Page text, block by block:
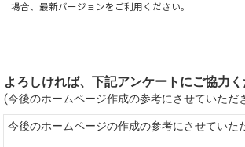
場合、最新バージョンをご利用ください。